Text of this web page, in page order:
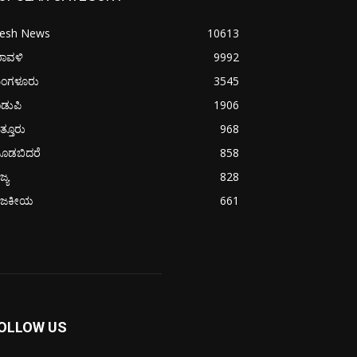
News
10613
9992
3545
1906
968
858
828
661
US